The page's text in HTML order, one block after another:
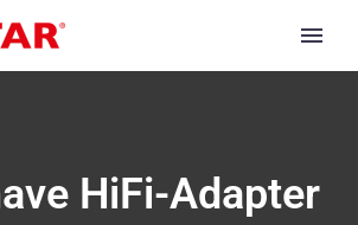
HiFi-Adapter